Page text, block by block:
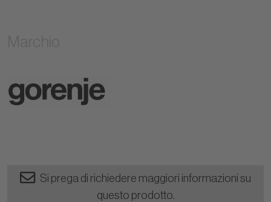
Si prega di richiedere maggiori informazioni su
questo prodotto.